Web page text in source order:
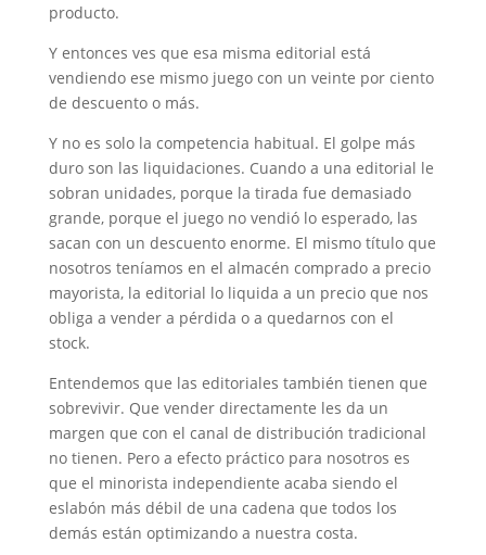
producto.
Y entonces ves que esa misma editorial está
vendiendo ese mismo juego con un veinte por ciento
de descuento o más.
Y no es solo la competencia habitual. El golpe más
duro son las liquidaciones. Cuando a una editorial le
sobran unidades, porque la tirada fue demasiado
grande, porque el juego no vendió lo esperado, las
sacan con un descuento enorme. El mismo título que
nosotros teníamos en el almacén comprado a precio
mayorista, la editorial lo liquida a un precio que nos
obliga a vender a pérdida o a quedarnos con el
stock.
Entendemos que las editoriales también tienen que
sobrevivir. Que vender directamente les da un
margen que con el canal de distribución tradicional
no tienen. Pero a efecto práctico para nosotros es
que el minorista independiente acaba siendo el
eslabón más débil de una cadena que todos los
demás están optimizando a nuestra costa.